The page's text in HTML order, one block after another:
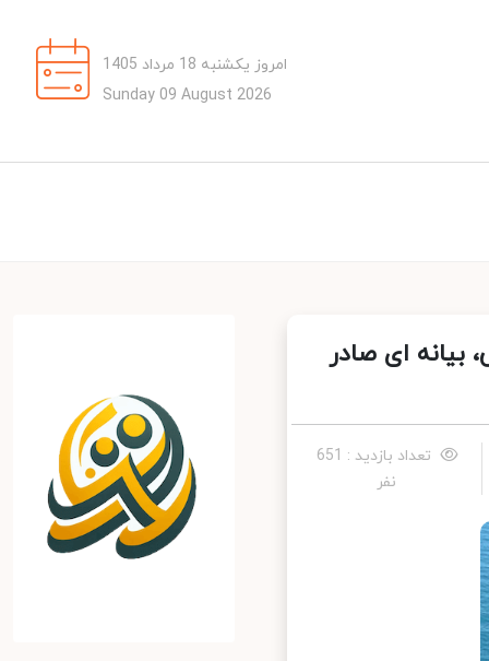
امروز یکشنبه 18 مرداد 1405
Sunday 09 August 2026
ای صادر
تعداد بازدید : 651
نفر